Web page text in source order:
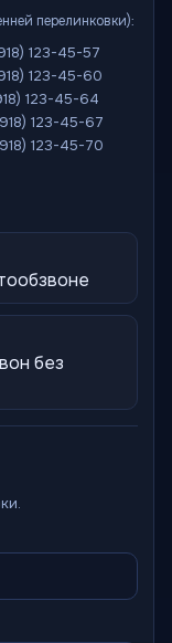
перелинковки):
123-45-57
123-45-60
123-45-64
123-45-67
123-45-70
без